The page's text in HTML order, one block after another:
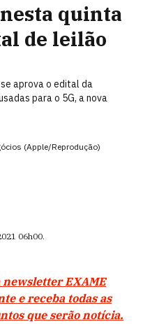
quinta
de leilão
aprova o edital da
para o 5G, a nova
(Apple/Reprodução)
06h00.
EXAME
e receba todas as
que serão notícia.